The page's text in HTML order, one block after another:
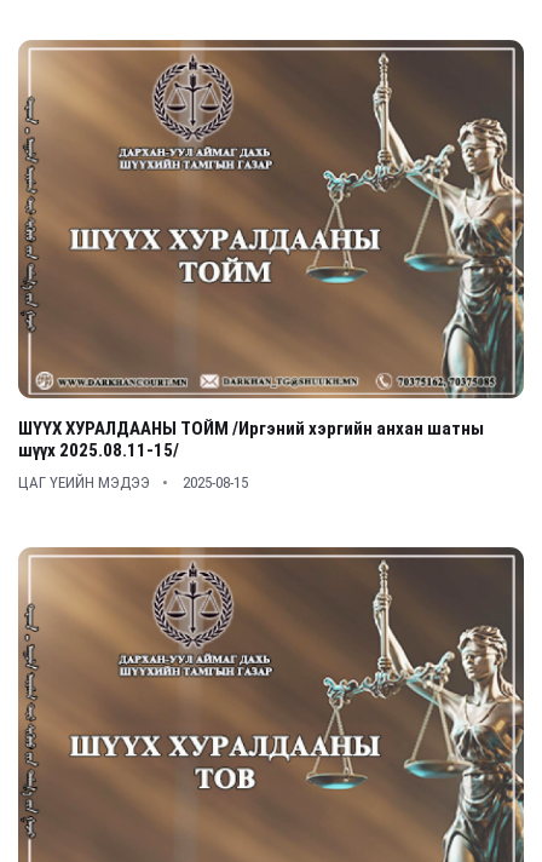
ШҮҮХ ХУРАЛДААНЫ ТОЙМ /Иргэний хэргийн анхан шатны
шүүх 2025.08.11-15/
ЦАГ ҮЕИЙН МЭДЭЭ 2025-08-15